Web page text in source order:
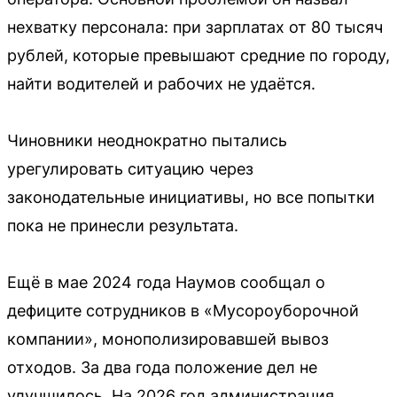
нехватку персонала: при зарплатах от 80 тысяч
рублей, которые превышают средние по городу,
найти водителей и рабочих не удаётся.
Чиновники неоднократно пытались
урегулировать ситуацию через
законодательные инициативы, но все попытки
пока не принесли результата.
Ещё в мае 2024 года Наумов сообщал о
дефиците сотрудников в «Мусороуборочной
компании», монополизировавшей вывоз
отходов. За два года положение дел не